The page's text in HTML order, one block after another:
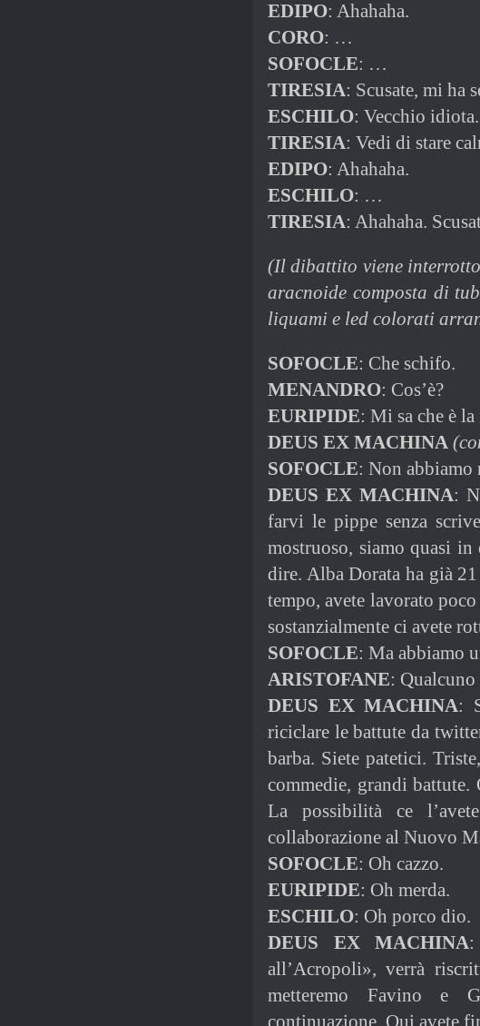
EDIPO: Ahahaha.
CORO: …
SOFOCLE: …
TIRESIA: Scusate, mi ha
ESCHILO: Vecchio idiota.
TIRESIA: Vedi di stare
EDIPO: Ahahaha.
ESCHILO: …
TIRESIA: Ahahaha.
(Il dibattito viene
aracnoide composta di
liquami e led colorati
SOFOCLE: Che schifo.
MENANDRO: Cos’è?
EURIPIDE: Mi sa che è
DEUS EX MACHINA
SOFOCLE: Non abbiamo
DEUS EX MACHINA:
farvi le pippe senza
mostruoso, siamo quasi
dire. Alba Dorata ha già
tempo, avete lavorato
sostanzialmente ci avete
SOFOCLE: Ma abbiamo
ARISTOFANE:
DEUS EX MACHINA:
riciclare le battute da
barba. Siete patetici.
commedie, grandi battute.
La possibilità ce
collaborazione al Nuovo
SOFOCLE: Oh cazzo.
EURIPIDE: Oh merda.
ESCHILO: Oh porco dio.
DEUS EX MACHINA:
all’Acropoli», verrà
metteremo Favino e
continuazione. Qui avete